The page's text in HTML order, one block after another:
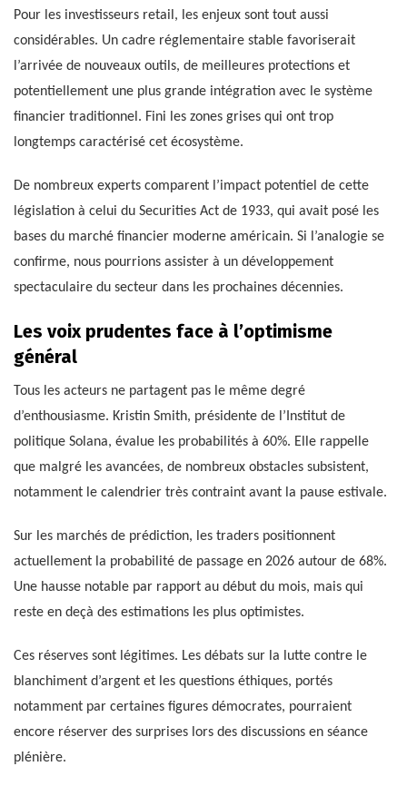
Pour les investisseurs retail, les enjeux sont tout aussi
considérables. Un cadre réglementaire stable favoriserait
l’arrivée de nouveaux outils, de meilleures protections et
potentiellement une plus grande intégration avec le système
financier traditionnel. Fini les zones grises qui ont trop
longtemps caractérisé cet écosystème.
De nombreux experts comparent l’impact potentiel de cette
législation à celui du Securities Act de 1933, qui avait posé les
bases du marché financier moderne américain. Si l’analogie se
confirme, nous pourrions assister à un développement
spectaculaire du secteur dans les prochaines décennies.
Les voix prudentes face à l’optimisme
général
Tous les acteurs ne partagent pas le même degré
d’enthousiasme. Kristin Smith, présidente de l’Institut de
politique Solana, évalue les probabilités à 60%. Elle rappelle
que malgré les avancées, de nombreux obstacles subsistent,
notamment le calendrier très contraint avant la pause estivale.
Sur les marchés de prédiction, les traders positionnent
actuellement la probabilité de passage en 2026 autour de 68%.
Une hausse notable par rapport au début du mois, mais qui
reste en deçà des estimations les plus optimistes.
Ces réserves sont légitimes. Les débats sur la lutte contre le
blanchiment d’argent et les questions éthiques, portés
notamment par certaines figures démocrates, pourraient
encore réserver des surprises lors des discussions en séance
plénière.